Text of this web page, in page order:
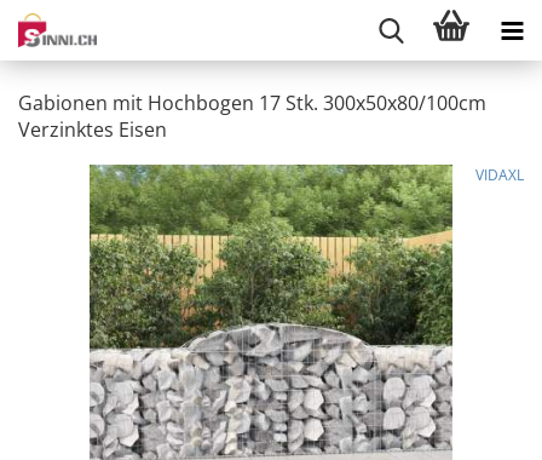
Gabionen mit Hochbogen 17 Stk. 300x50x80/100cm
Verzinktes Eisen
VIDAXL